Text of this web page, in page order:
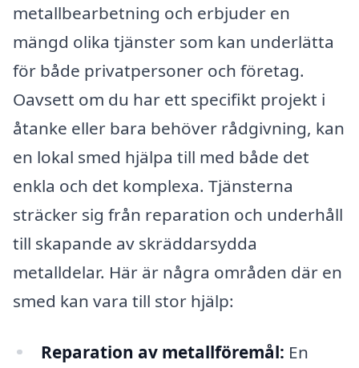
metallbearbetning och erbjuder en
mängd olika tjänster som kan underlätta
för både privatpersoner och företag.
Oavsett om du har ett specifikt projekt i
åtanke eller bara behöver rådgivning, kan
en lokal smed hjälpa till med både det
enkla och det komplexa. Tjänsterna
sträcker sig från reparation och underhåll
till skapande av skräddarsydda
metalldelar. Här är några områden där en
smed kan vara till stor hjälp:
Reparation av metallföremål: En